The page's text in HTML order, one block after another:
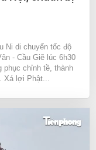
Ni di chuyển tốc độ
- Cầu Giẽ lúc 6h30
phục chỉnh tề, thành
lợi Phật...